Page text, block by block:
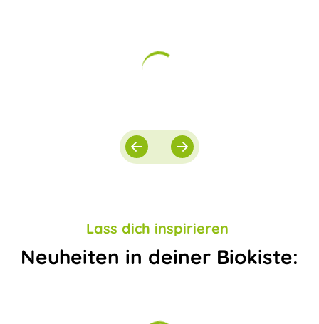
Lass dich inspirieren
Neuheiten in deiner Biokiste: